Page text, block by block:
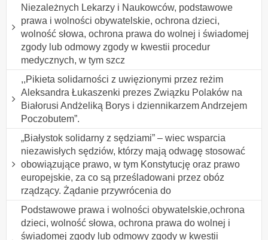
Niezależnych Lekarzy i Naukowców, podstawowe
prawa i wolności obywatelskie, ochrona dzieci,
wolność słowa, ochrona prawa do wolnej i świadomej
zgody lub odmowy zgody w kwestii procedur
medycznych, w tym szcz
,,Pikieta solidarności z uwięzionymi przez reżim
Aleksandra Łukaszenki prezes Związku Polaków na
Białorusi Andżeliką Borys i dziennikarzem Andrzejem
Poczobutem”.
„Białystok solidarny z sędziami” – wiec wsparcia
niezawisłych sędziów, którzy mają odwagę stosować
obowiązujące prawo, w tym Konstytucję oraz prawo
europejskie, za co są prześladowani przez obóz
rządzący. Żądanie przywrócenia do
Podstawowe prawa i wolności obywatelskie,ochrona
dzieci, wolność słowa, ochrona prawa do wolnej i
świadomej zgody lub odmowy zgody w kwestii